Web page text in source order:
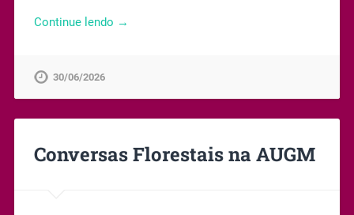
Continue lendo →
30/06/2026
Conversas Florestais na AUGM